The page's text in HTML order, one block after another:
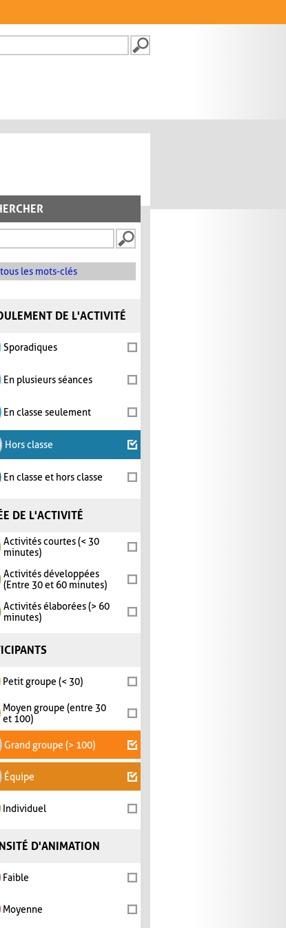
DE
les mots-clés
DE L'ACTIVITÉ
Sporadiques
En plusieurs séances
En classe seulement
Hors classe
En classe et hors classe
DE L'ACTIVITÉ
Activités courtes (< 30
minutes)
Activités développées
(Entre 30 et 60 minutes)
Activités élaborées (> 60
minutes)
Petit groupe (< 30)
Moyen groupe (entre 30
et 100)
Grand groupe (> 100)
Équipe
Individuel
D'ANIMATION
Faible
Moyenne